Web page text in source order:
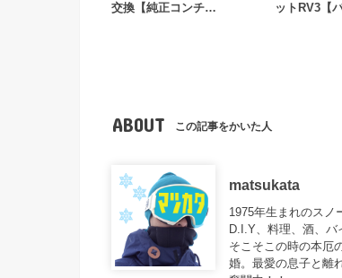
交換【純正コンチ…
ットRV3【
ABOUT この記事をかいた人
matsukata
1975年生まれのスノ
D.I.Y、料理、酒、バ
そこそこの時の本厄
婚。最愛の息子と離